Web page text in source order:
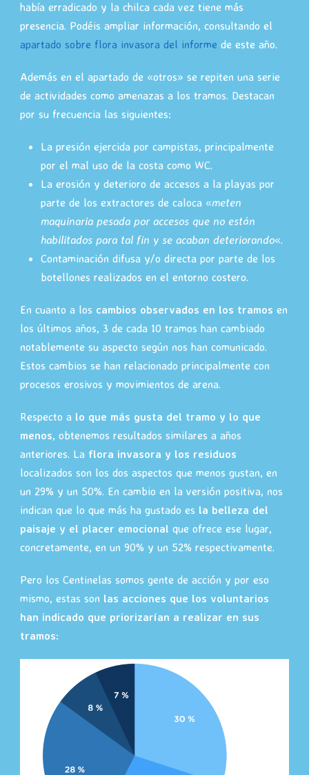
había erradicado y la chilca cada vez tiene más
presencia. Podéis ampliar información, consultando el
apartado sobre flora invasora del informe de este año.
Además en el apartado de «otros» se repiten una serie
de actividades como amenazas a los tramos. Destacan
por su frecuencia las siguientes:
La presión ejercida por campistas, principalmente
por el mal uso de la costa como WC.
La erosión y deterioro de accesos a la playas por
parte de los extractores de caloca «meten
maquinaria pesada por accesos que no están
habilitados para tal fin y se acaban deteriorando«.
Contaminación difusa y/o directa por parte de los
botellones realizados en el entorno costero.
En cuanto a los cambios observados en los tramos en
los últimos años, 3 de cada 10 tramos han cambiado
notablemente su aspecto según nos han comunicado.
Estos cambios se han relacionado principalmente con
procesos erosivos y movimientos de arena.
Respecto a lo que más gusta del tramo y lo que
menos, obtenemos resultados similares a años
anteriores. La flora invasora y los residuos
localizados son los dos aspectos que menos gustan, en
un 29% y un 50%. En cambio en la versión positiva, nos
indican que lo que más ha gustado es la belleza del
paisaje y el placer emocional que ofrece ese lugar,
concretamente, en un 90% y un 52% respectivamente.
Pero los Centinelas somos gente de acción y por eso
mismo, estas son las acciones que los voluntarios
han indicado que priorizarían a realizar en sus
tramos: